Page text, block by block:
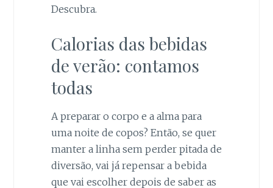
Descubra.
Calorias das bebidas
de verão: contamos
todas
A preparar o corpo e a alma para
uma noite de copos? Então, se quer
manter a linha sem perder pitada de
diversão, vai já repensar a bebida
que vai escolher depois de saber as
nosso site
funcione da
melhor forma
possível
recusar estes
cookies,
alguma
funcionalidade
pode
desparacer do
site.